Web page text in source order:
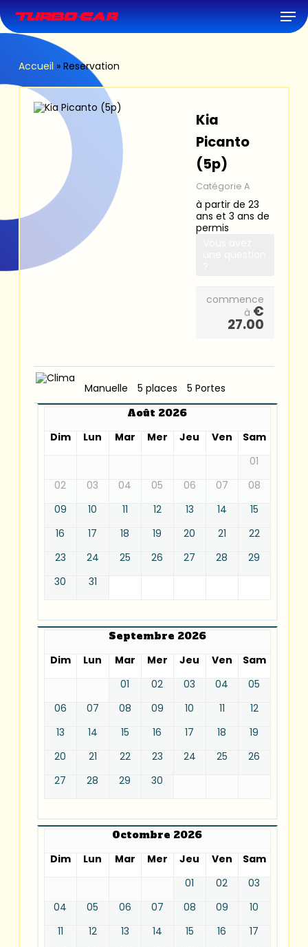
to
main
content
Accueil » Reservation
Kia
Picanto
(5p)
Catégorie A
à partir de 23
ans et 3 ans de
permis
commence
à €
27.00
Manuelle 5 places
5 Portes
Août 2026
Dim
Lun Mar Mer Jeu Ven
Sam
01
02
03 04 05 06 07
08
09
10 11 12 13 14
15
16
17 18 19 20 21
22
23
24 25 26 27 28
29
30
31
Septembre 2026
Dim
Lun Mar Mer Jeu Ven
Sam
01
02 03 04
05
06
07 08 09 10 11
12
13
14 15 16 17 18
19
20
21 22 23 24 25
26
27
28 29 30
Octombre 2026
Dim
Lun Mar Mer Jeu Ven
Sam
01
02
03
04
05 06 07 08 09
10
11
12 13 14 15 16
17